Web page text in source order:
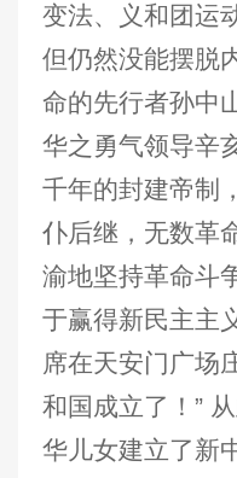
变法、义和团运
但仍然没能摆脱
命的先行者孙中
华之勇气领导辛
千年的封建帝制
仆后继，无数革
渝地坚持革命斗
于赢得新民主主
席在天安门广场
和国成立了！”
华儿女建立了新